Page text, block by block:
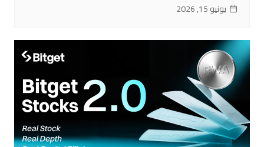
يونيو 15, 2026